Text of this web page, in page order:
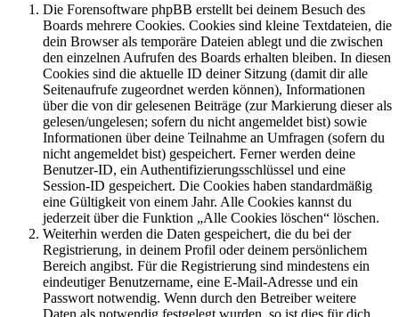
Die Forensoftware phpBB erstellt bei deinem Besuch des
Boards mehrere Cookies. Cookies sind kleine Textdateien, die
dein Browser als temporäre Dateien ablegt und die zwischen
den einzelnen Aufrufen des Boards erhalten bleiben. In diesen
Cookies sind die aktuelle ID deiner Sitzung (damit dir alle
Seitenaufrufe zugeordnet werden können), Informationen
über die von dir gelesenen Beiträge (zur Markierung dieser als
gelesen/ungelesen; sofern du nicht angemeldet bist) sowie
Informationen über deine Teilnahme an Umfragen (sofern du
nicht angemeldet bist) gespeichert. Ferner werden deine
Benutzer-ID, ein Authentifizierungsschlüssel und eine
Session-ID gespeichert. Die Cookies haben standardmäßig
eine Gültigkeit von einem Jahr. Alle Cookies kannst du
jederzeit über die Funktion „Alle Cookies löschen“ löschen.
Weiterhin werden die Daten gespeichert, die du bei der
Registrierung, in deinem Profil oder deinem persönlichem
Bereich angibst. Für die Registrierung sind mindestens ein
eindeutiger Benutzername, eine E-Mail-Adresse und ein
Passwort notwendig. Wenn durch den Betreiber weitere
Daten als notwendig festgelegt wurden, so ist dies für dich